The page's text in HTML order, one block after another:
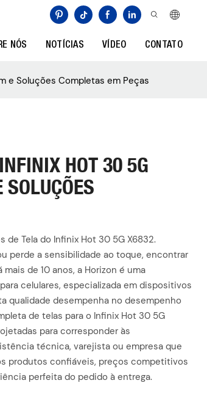
NÓS NOTÍCIAS VÍDEO CONTATO
e Soluções Completas em Peças
HOT 30 5G
de Tela do Infinix Hot 30 5G X6832.
perde a sensibilidade ao toque, encontrar
de 10 anos, a Horizon é uma
celulares, especializada em dispositivos
qualidade desempenha no desempenho
de telas para o Infinix Hot 30 5G
para corresponder às
técnica, varejista ou empresa que
produtos confiáveis, preços competitivos
perfeita do pedido à entrega.